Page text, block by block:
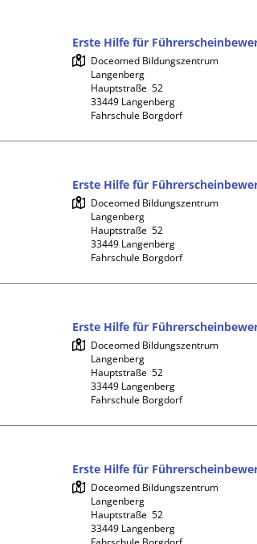
Erste Hilfe für
Doceomed Bildungszentrum
Langenberg
Hauptstraße  52
33449 Langenberg
Fahrschule Borgdorf
Erste Hilfe für
Doceomed Bildungszentrum
Langenberg
Hauptstraße  52
33449 Langenberg
Fahrschule Borgdorf
Erste Hilfe für
Doceomed Bildungszentrum
Langenberg
Hauptstraße  52
33449 Langenberg
Fahrschule Borgdorf
Erste Hilfe für
Doceomed Bildungszentrum
Langenberg
Hauptstraße  52
33449 Langenberg